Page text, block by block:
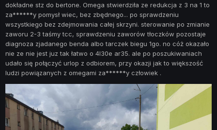
dokładne stz do bertone. Omega stwierdziła ze redukcja z 3 na 1 to
za******y pomysł wiec, bez zbędnego... po sprawdzeniu
wszystkiego bez zdejmowania całej skrzyni. sterowanie po zmianie
zaworu 2-3 taśmy tcc, sprawdzeniu zaworów tłoczków pozostaje
diagnoza zjadanego benda albo tarczek biegu 1go. no cóż okazało
nie ze nie jest juz tak łatwo o 4l30e ar35. ale po poszukiwaniach
udało się połączyć urlop z odbiorem, przy okazji jak to większość
ludzi powiązanych z omegami za******y człowiek .